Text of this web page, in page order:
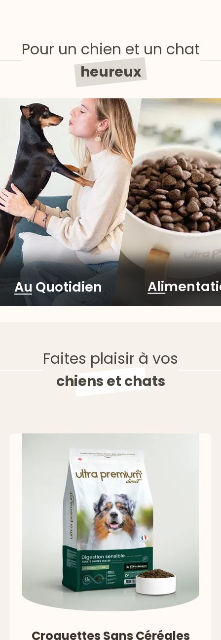
Pour un chien et un chat
heureux
Au Quotidien
Faites plaisir à vos
chiens et chats
Croquettes Sans Céréales